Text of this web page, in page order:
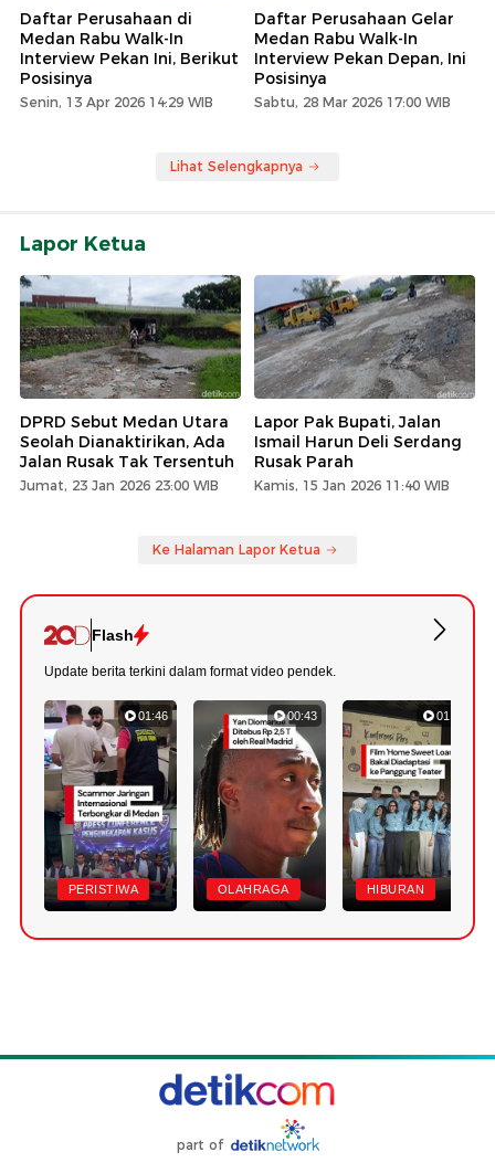
Daftar Perusahaan di
Medan Rabu Walk-In
Interview Pekan Ini, Berikut
Posisinya
Senin, 13 Apr 2026 14:29 WIB
Daftar Perusahaan Gelar
Medan Rabu Walk-In
Interview Pekan Depan, Ini
Posisinya
Sabtu, 28 Mar 2026 17:00 WIB
Lihat Selengkapnya
Lapor Ketua
DPRD Sebut Medan Utara
Seolah Dianaktirikan, Ada
Jalan Rusak Tak Tersentuh
Jumat, 23 Jan 2026 23:00 WIB
Lapor Pak Bupati, Jalan
Ismail Harun Deli Serdang
Rusak Parah
Kamis, 15 Jan 2026 11:40 WIB
Ke Halaman Lapor Ketua
Flash
Update berita terkini dalam format video pendek.
01:46
PERISTIWA
00:43
OLAHRAGA
01:20
HIBURAN
part of